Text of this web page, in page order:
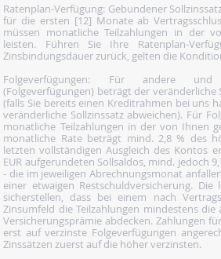
Ratenplan-Verfügung: Gebundener
für die ersten [12] Monate ab
müssen monatliche Teilzahlungen in der
leisten. Führen Sie Ihre Ratenplan-
Zinsbindungsdauer zurück, gelten die
Folgeverfügungen: Für andere und
(Folgeverfügungen) beträgt der veränderliche
(falls Sie bereits einen Kreditrahmen bei uns
veränderliche Sollzinssatz abweichen). Für
monatliche Teilzahlungen in der von Ihnen
monatliche Rate beträgt mind. 2,8 % des
letzten vollständigen Ausgleich des Kontos
EUR aufgerundeten Sollsaldos, mind. jedoch
- die im jeweiligen Abrechnungsmonat
einer etwaigen Restschuldversicherung.
sicherstellen, dass bei einem nach
Zinsumfeld die Teilzahlungen mindestens
Versicherungsprämie abdecken. Zahlungen
erst auf verzinste Folgeverfügungen
Zinssätzen zuerst auf die höher verzinsten.